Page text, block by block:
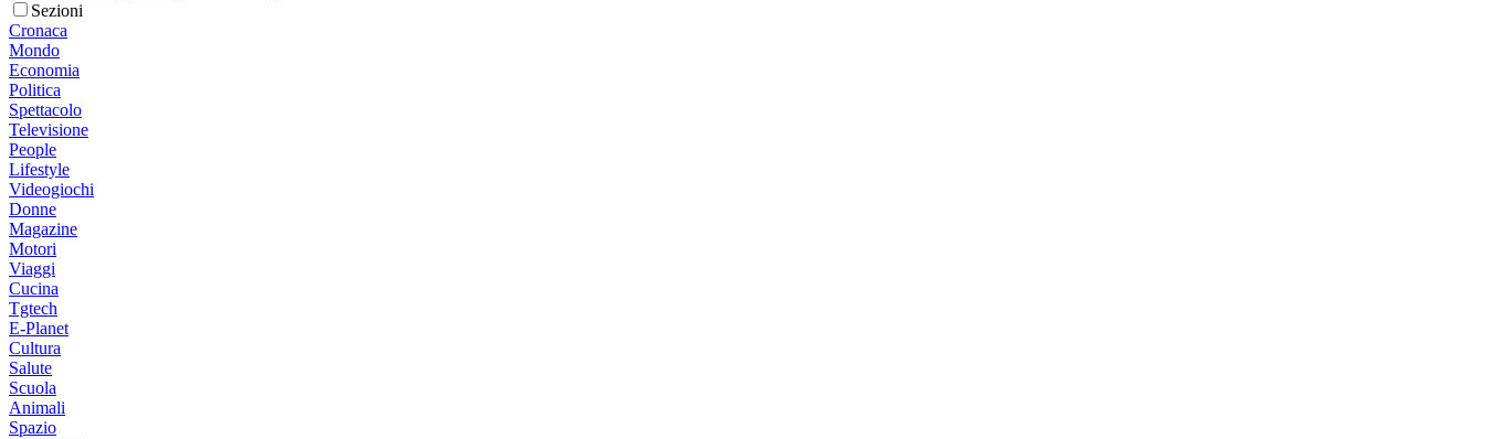
Sezioni
Cronaca
Mondo
Economia
Politica
Spettacolo
Televisione
People
Lifestyle
Videogiochi
Donne
Magazine
Motori
Viaggi
Cucina
Tgtech
E-Planet
Cultura
Salute
Scuola
Animali
Spazio